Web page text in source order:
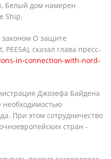
Белый дом намерен
Ship.
законом О защите
сказал глава пресс-
in-connection-with-nord-
Джозефа Байдена
необходимостью
При этом сотрудничество
стран -